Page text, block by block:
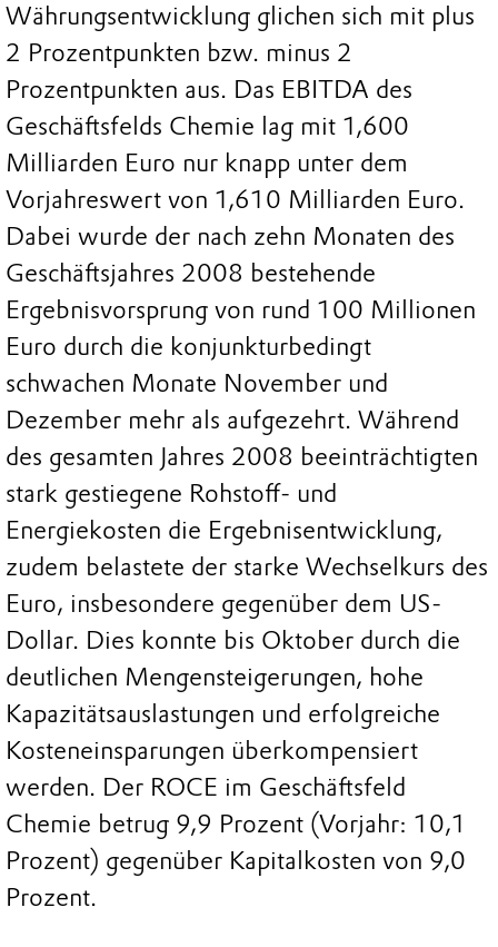
Währungsentwicklung glichen sich mit plus
2 Prozentpunkten bzw. minus 2
Prozentpunkten aus. Das EBITDA des
Geschäftsfelds Chemie lag mit 1,600
Milliarden Euro nur knapp unter dem
Vorjahreswert von 1,610 Milliarden Euro.
Dabei wurde der nach zehn Monaten des
Geschäftsjahres 2008 bestehende
Ergebnisvorsprung von rund 100 Millionen
Euro durch die konjunkturbedingt
schwachen Monate November und
Dezember mehr als aufgezehrt. Während
des gesamten Jahres 2008 beeinträchtigten
stark gestiegene Rohstoff- und
Energiekosten die Ergebnisentwicklung,
zudem belastete der starke Wechselkurs des
Euro, insbesondere gegenüber dem US-
Dollar. Dies konnte bis Oktober durch die
deutlichen Mengensteigerungen, hohe
Kapazitätsauslastungen und erfolgreiche
Kosteneinsparungen überkompensiert
werden. Der ROCE im Geschäftsfeld
Chemie betrug 9,9 Prozent (Vorjahr: 10,1
Prozent) gegenüber Kapitalkosten von 9,0
Prozent.